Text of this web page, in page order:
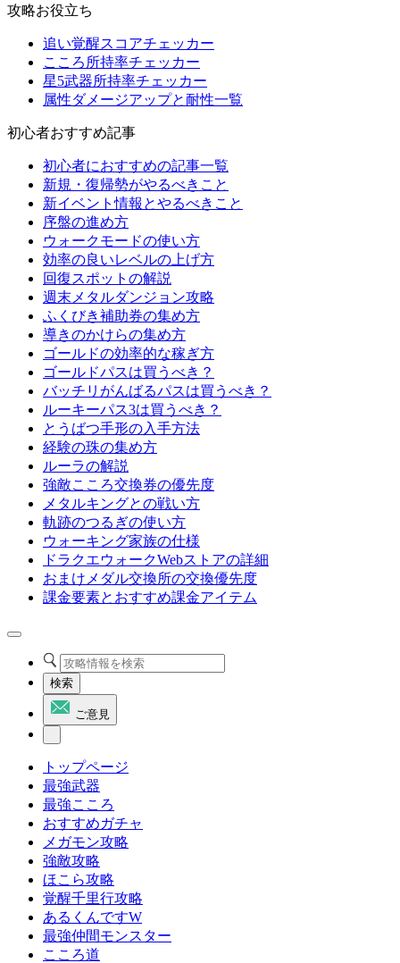
攻略お役立ち
追い覚醒スコアチェッカー
こころ所持率チェッカー
星5武器所持率チェッカー
属性ダメージアップと耐性一覧
初心者おすすめ記事
初心者におすすめの記事一覧
新規・復帰勢がやるべきこと
新イベント情報とやるべきこと
序盤の進め方
ウォークモードの使い方
効率の良いレベルの上げ方
回復スポットの解説
週末メタルダンジョン攻略
ふくびき補助券の集め方
導きのかけらの集め方
ゴールドの効率的な稼ぎ方
ゴールドパスは買うべき？
バッチリがんばるパスは買うべき？
ルーキーパス3は買うべき？
とうばつ手形の入手方法
経験の珠の集め方
ルーラの解説
強敵こころ交換券の優先度
メタルキングとの戦い方
軌跡のつるぎの使い方
ウォーキング家族の仕様
ドラクエウォークWebストアの詳細
おまけメダル交換所の交換優先度
課金要素とおすすめ課金アイテム
検索
ご意見
トップページ
最強武器
最強こころ
おすすめガチャ
メガモン攻略
強敵攻略
ほこら攻略
覚醒千里行攻略
あるくんですW
最強仲間モンスター
こころ道